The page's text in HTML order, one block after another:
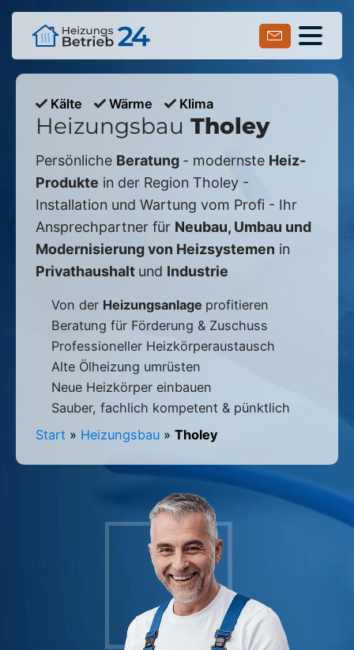
Kälte Wärme Klima
Heizungsbau Tholey
Persönliche Beratung - modernste Heiz-
Produkte in der Region Tholey -
Installation und Wartung vom Profi - Ihr
Ansprechpartner für Neubau, Umbau und
Modernisierung von Heizsystemen in
Privathaushalt und Industrie
Von der Heizungsanlage profitieren
Beratung für Förderung & Zuschuss
Professioneller Heizkörperaustausch
Alte Ölheizung umrüsten
Neue Heizkörper einbauen
Sauber, fachlich kompetent & pünktlich
Start » Heizungsbau » Tholey